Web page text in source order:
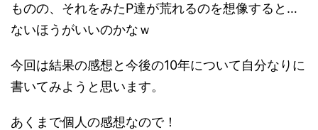
ものの、それをみたP達が荒れるのを想像すると…
ないほうがいいのかなｗ
今回は結果の感想と今後の10年について自分なりに
書いてみようと思います。
あくまで個人の感想なので！